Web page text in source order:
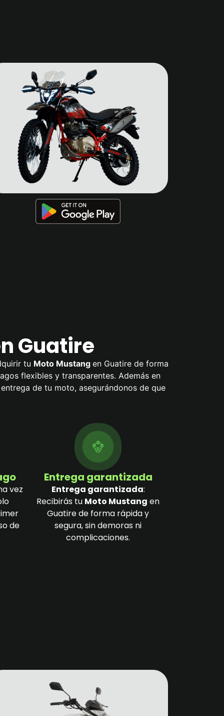
Guatire
tu Moto Mustang en Guatire de forma
flexibles y transparentes. Además en
de tu moto, asegurándonos de que
vez
de
Entrega garantizada
Entrega garantizada:
Recibirás tu Moto Mustang en
Guatire de forma rápida y
segura, sin demoras ni
complicaciones.